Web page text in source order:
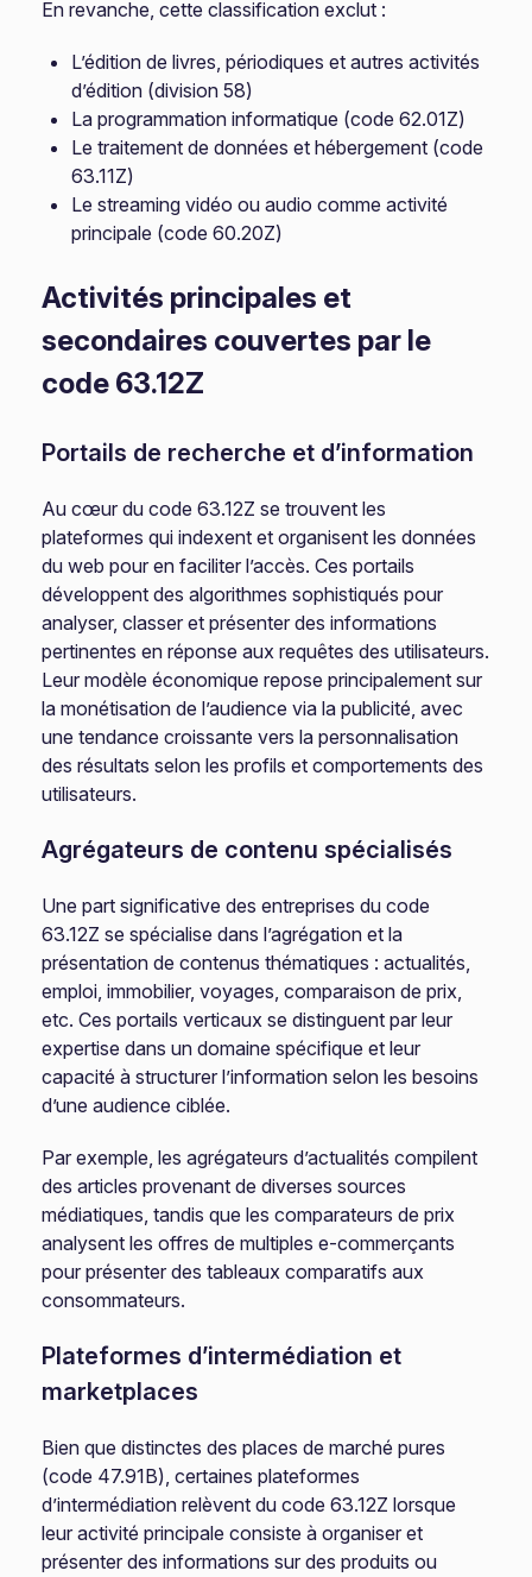
En revanche, cette classification exclut :
L’édition de livres, périodiques et autres activités
d’édition (division 58)
La programmation informatique (code 62.01Z)
Le traitement de données et hébergement (code
63.11Z)
Le streaming vidéo ou audio comme activité
principale (code 60.20Z)
Activités principales et
secondaires couvertes par le
code 63.12Z
Portails de recherche et d’information
Au cœur du code 63.12Z se trouvent les
plateformes qui indexent et organisent les données
du web pour en faciliter l’accès. Ces portails
développent des algorithmes sophistiqués pour
analyser, classer et présenter des informations
pertinentes en réponse aux requêtes des utilisateurs.
Leur modèle économique repose principalement sur
la monétisation de l’audience via la publicité, avec
une tendance croissante vers la personnalisation
des résultats selon les profils et comportements des
utilisateurs.
Agrégateurs de contenu spécialisés
Une part significative des entreprises du code
63.12Z se spécialise dans l’agrégation et la
présentation de contenus thématiques : actualités,
emploi, immobilier, voyages, comparaison de prix,
etc. Ces portails verticaux se distinguent par leur
expertise dans un domaine spécifique et leur
capacité à structurer l’information selon les besoins
d’une audience ciblée.
Par exemple, les agrégateurs d’actualités compilent
des articles provenant de diverses sources
médiatiques, tandis que les comparateurs de prix
analysent les offres de multiples e-commerçants
pour présenter des tableaux comparatifs aux
consommateurs.
Plateformes d’intermédiation et
marketplaces
Bien que distinctes des places de marché pures
(code 47.91B), certaines plateformes
d’intermédiation relèvent du code 63.12Z lorsque
leur activité principale consiste à organiser et
présenter des informations sur des produits ou